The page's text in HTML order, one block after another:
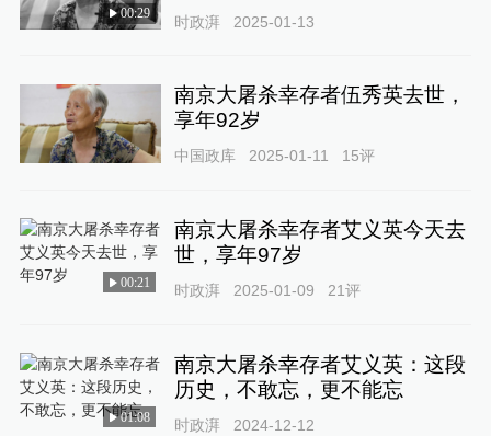
00:29 时政湃 2025-01-13
南京大屠杀幸存者伍秀英去世，
享年92岁
中国政库 2025-01-11 15评
00:21
南京大屠杀幸存者艾义英今天去
世，享年97岁
时政湃 2025-01-09 21评
01:08
南京大屠杀幸存者艾义英：这段
历史，不敢忘，更不能忘
时政湃 2024-12-12